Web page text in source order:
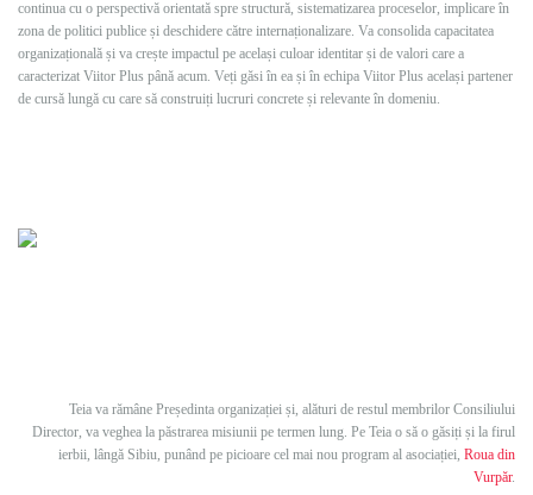
continua cu o perspectivă orientată spre structură, sistematizarea proceselor, implicare în
zona de politici publice și deschidere către internaționalizare. Va consolida capacitatea
organizațională și va crește impactul pe același culoar identitar și de valori care a
caracterizat Viitor Plus până acum. Veți găsi în ea și în echipa Viitor Plus același partener
de cursă lungă cu care să construiți lucruri concrete și relevante în domeniu.
Teia va rămâne Președinta organizației și, alături de restul membrilor Consiliului
Director, va veghea la păstrarea misiunii pe termen lung. Pe Teia o să o găsiți și la firul
ierbii, lângă Sibiu, punând pe picioare cel mai nou program al asociației, Roua din
Vurpăr.